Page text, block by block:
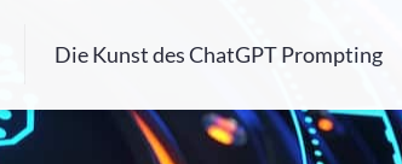
Die Kunst des ChatGPT Prompting